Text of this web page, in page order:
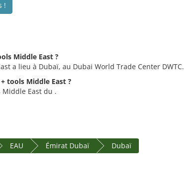
!
Middle East ?
a lieu à Dubaï, au Dubai World Trade Center DWTC.
tools Middle East ?
East du .
EAU Émirat Dubaï Dubaï